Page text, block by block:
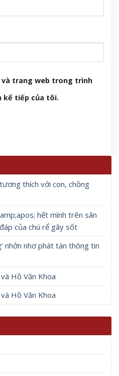
trang web trong trình
kế tiếp của tôi.
thích với con, chồng
hết mình trên sân
của chú rể gây sốt
nhởn nhơ phát tán thông tin
Hồ Văn Khoa
Hồ Văn Khoa